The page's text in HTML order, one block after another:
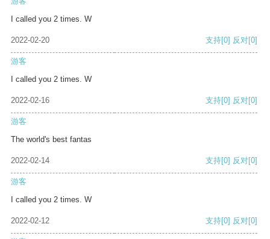
I called you 2 times. W
2022-02-20 支持[0] 反对[0]
游客
I called you 2 times. W
2022-02-16 支持[0] 反对[0]
游客
The world's best fantas
2022-02-14 支持[0] 反对[0]
游客
I called you 2 times. W
2022-02-12 支持[0] 反对[0]